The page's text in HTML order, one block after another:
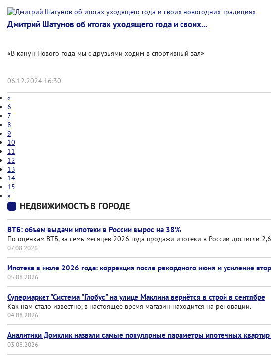
Дмитрий Шатунов об итогах уходящего года и своих...
«В канун Нового года мы с друзьями ходим в спортивный зал»
06.12.2024 16:30
«
6
7
8
9
10
11
12
13
14
15
»
НЕДВИЖИМОСТЬ В ГОРОДЕ
ВТБ: объем выдачи ипотеки в России вырос на 38%
По оценкам ВТБ, за семь месяцев 2026 года продажи ипотеки в России достигли
07.08.2026
Ипотека в июле 2026 года: коррекция после рекордного июня и усиление
05.08.2026
Супермаркет "Система "Глобус" на улице Маклина вернётся в строй в сентябре
Как нам стало известно, в настоящее время магазин находится на реновации.
04.08.2026
Аналитики Домклик назвали самые популярные параметры ипотечных
03.08.2026